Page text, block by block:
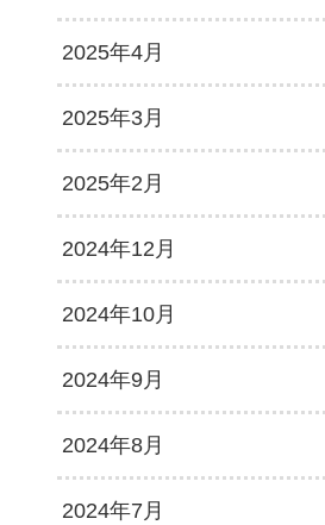
2025年4月
2025年3月
2025年2月
2024年12月
2024年10月
2024年9月
2024年8月
2024年7月